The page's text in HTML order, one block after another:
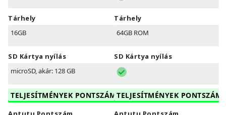
Tárhely
16GB
SD Kártya nyílás
microSD, akár: 128 GB
TELJESÍTMÉNYEK PONTSZÁM
Tárhely
64GB ROM
SD Kártya nyílás
TELJESÍTMÉNYEK PONTSZÁM